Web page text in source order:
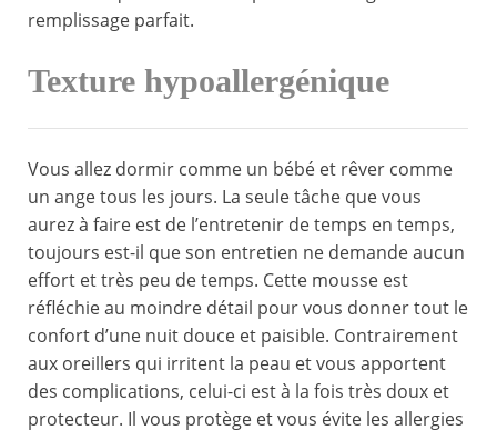
remplissage parfait.
Texture hypoallergénique
Vous allez dormir comme un bébé et rêver comme
un ange tous les jours. La seule tâche que vous
aurez à faire est de l’entretenir de temps en temps,
toujours est-il que son entretien ne demande aucun
effort et très peu de temps. Cette mousse est
réfléchie au moindre détail pour vous donner tout le
confort d’une nuit douce et paisible. Contrairement
aux oreillers qui irritent la peau et vous apportent
des complications, celui-ci est à la fois très doux et
protecteur. Il vous protège et vous évite les allergies